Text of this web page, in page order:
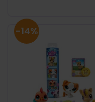
-14%